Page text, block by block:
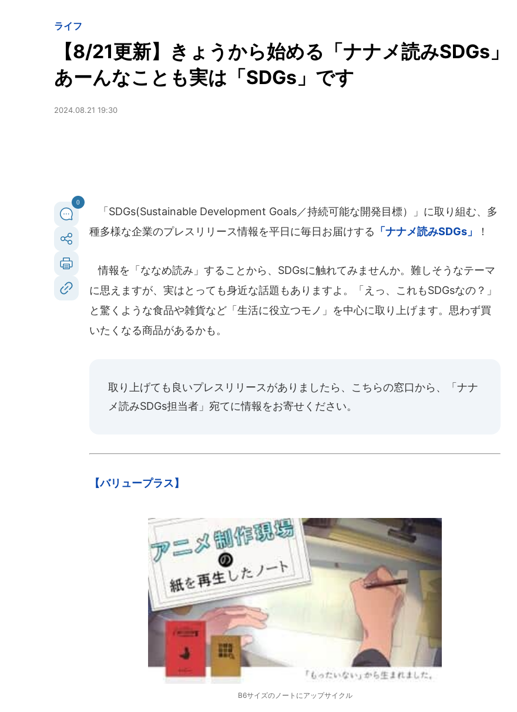
ライフ
【8/21更新】きょうから始める「ナナメ読みSDGs」
あーんなことも実は「SDGs」です
2024.08.21 19:30
0
「SDGs(Sustainable Development Goals／持続可能な開発目標）」に取り組む、多
種多様な企業のプレスリリース情報を平日に毎日お届けする 「ナナメ読みSDGs」 ！
情報を「ななめ読み」することから、SDGsに触れてみませんか。難しそうなテーマ
に思えますが、実はとっても身近な話題もありますよ。「えっ、これもSDGsなの？」
と驚くような食品や雑貨など「生活に役立つモノ」を中心に取り上げます。思わず買
いたくなる商品があるかも。
取り上げても良いプレスリリースがありましたら、 こちらの窓口から、「ナナ
メ読みSDGs担当者」宛てに情報をお寄せください。
【バリュープラス】
B6サイズのノートにアップサイクル